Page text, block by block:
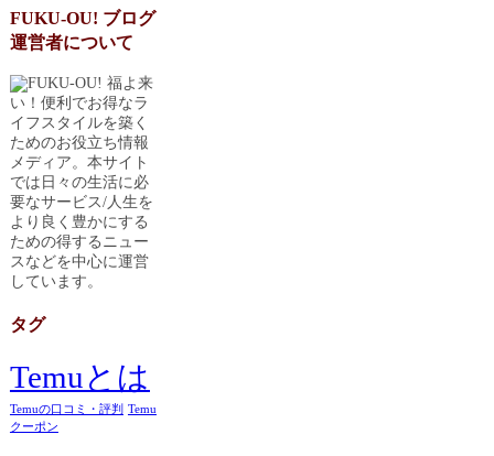
FUKU-OU! ブログ
運営者について
福よ来
い！便利でお得なラ
イフスタイルを築く
ためのお役立ち情報
メディア。本サイト
では日々の生活に必
要なサービス/人生を
より良く豊かにする
ための得するニュー
スなどを中心に運営
しています。
タグ
Temuとは
Temuの口コミ・評判 Temu
クーポン